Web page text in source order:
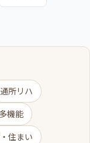
通所リハ
機能
住まい